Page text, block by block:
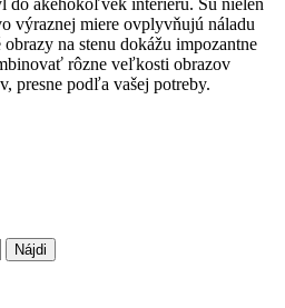
výraznej miere ovplyvňujú náladu
na stenu dokážu impozantne
rôzne veľkosti obrazov
presne podľa vašej potreby.